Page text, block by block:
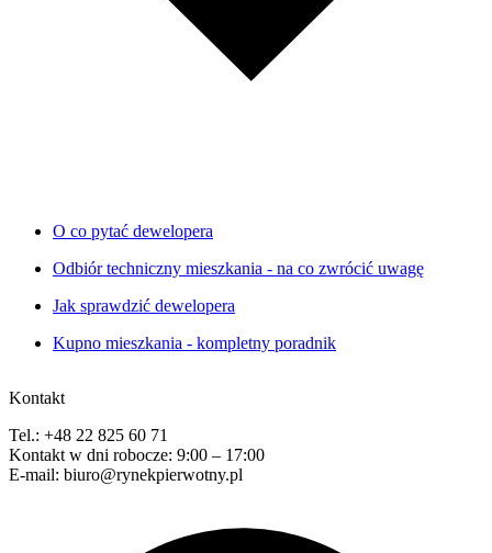
O co pytać dewelopera
Odbiór techniczny mieszkania - na co zwrócić uwagę
Jak sprawdzić dewelopera
Kupno mieszkania - kompletny poradnik
Kontakt
Tel.: +48 22 825 60 71
Kontakt w dni robocze: 9:00 – 17:00
E-mail: biuro@rynekpierwotny.pl